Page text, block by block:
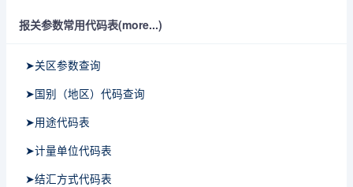
报关参数常用代码表(more...)
➤关区参数查询
➤国别（地区）代码查询
➤用途代码表
➤计量单位代码表
➤结汇方式代码表